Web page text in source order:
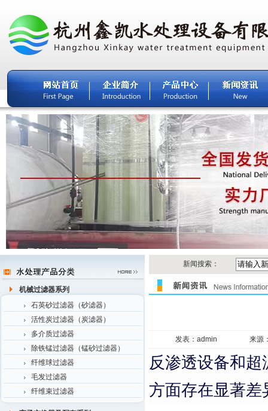
机械过滤器系列
石英砂过滤器（砂滤器）
活性炭过滤器（炭滤器）
多介质过滤器
除铁锰过滤器（锰砂过滤器）
纤维球过滤器
毛发过滤器
纤维束过滤器
新闻搜索：
发表：admin 来源
反渗透设备和
方面存在显著